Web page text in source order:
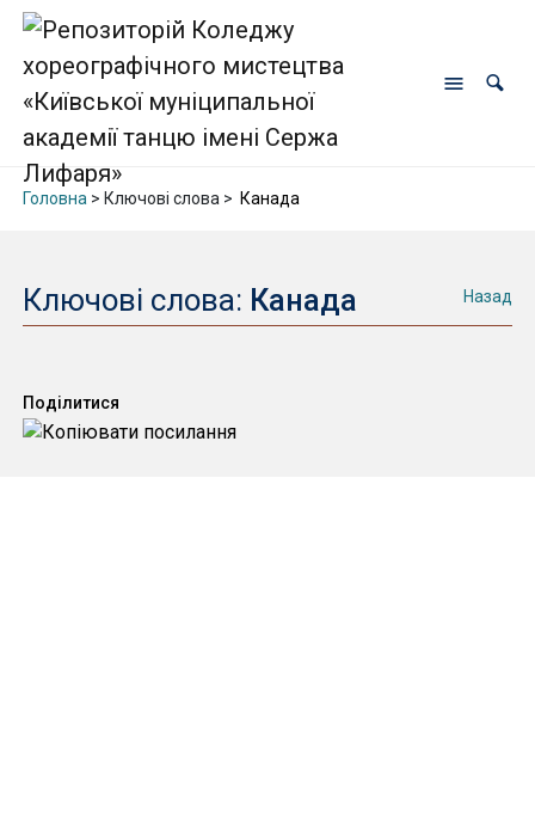
Головна > Ключові слова > Канада
Ключові слова: Канада Назад
Поділитися